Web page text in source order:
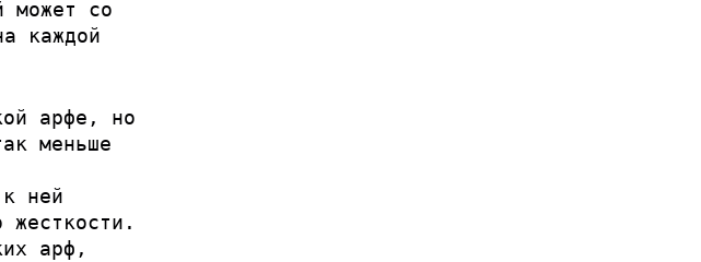
может со
каждой
арфе, но
меньше
ней
арф,